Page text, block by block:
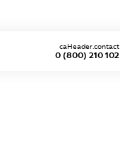
0 (800) 210 102
caHeader.contact